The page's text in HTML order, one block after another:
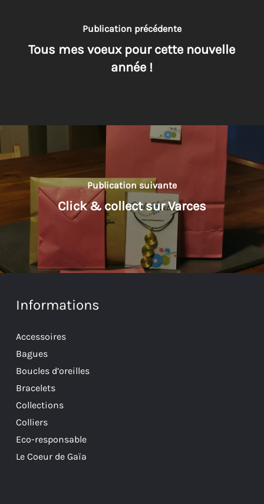
Publication précédente
Tous mes voeux pour cette nouvelle
année !
Publication suivante
Click & collect sur Varces
Informations
Accessoires
Bagues
Boucles d’oreilles
Bracelets
Collections
Colliers
Eco-responsable
Le Coeur de Gaïa